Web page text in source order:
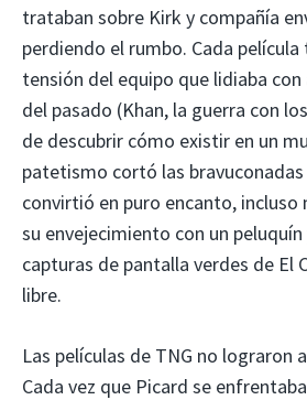
trataban sobre Kirk y compañía
perdiendo el rumbo. Cada
tensión del equipo que lidiaba
del pasado (Khan, la guerra con
de descubrir cómo existir en un
patetismo cortó las bravuconadas
convirtió en puro encanto,
su envejecimiento con un
capturas de pantalla verdes de El
libre.
Las películas de TNG no lograron
Cada vez que Picard se